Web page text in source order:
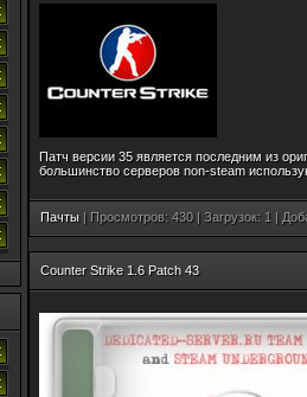
Патч версии 35 является последним из
большинство серверов non-steam
Пачты | Просмотров: 430 | Загрузок: 1 |
Counter Strike 1.6 Patch 43